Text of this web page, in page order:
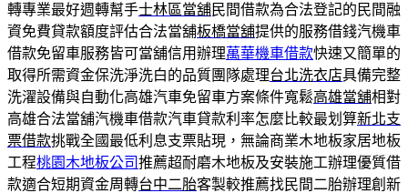
轉專業最好週轉幫手士林區當舖民間借款為合法登記的民間融
資免費貸款額度評估合法當舖板橋當舖提供的服務借錢汽機車
借款免留車服務皆可當舖信用辦理萬華機車借款快速又簡單的
取得所需資金保洗淨洗白的品質團隊處理台北洗衣店具備完整
洗濯設備與自動化高雄汽車免留車方案條件寬鬆高雄當舖相對
高雄合法當舖汽機車借款汽車貸款利率怎麼比較最划算新北支
票借款挑戰全國最低利息支票貼現，無論商業木地板家居地板
工程桃園木地板公司推薦超耐磨木地板及安裝施工辦理優質借
款適合短期資金周轉台中二胎客製較推薦找民間二胎辦理創新